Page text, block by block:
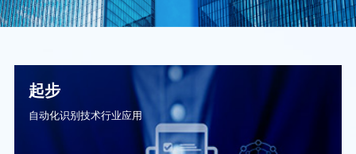
起步
自动化识别技术行业应用